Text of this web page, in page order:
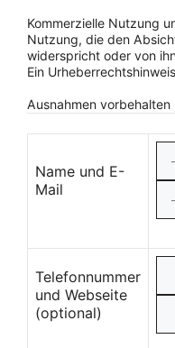
Kommerzielle Nutzung
Nutzung, die den
widerspricht oder von
Ein
Ausnahmen
Name und E-
Mail
Telefonnummer
und Webseite
(optional)